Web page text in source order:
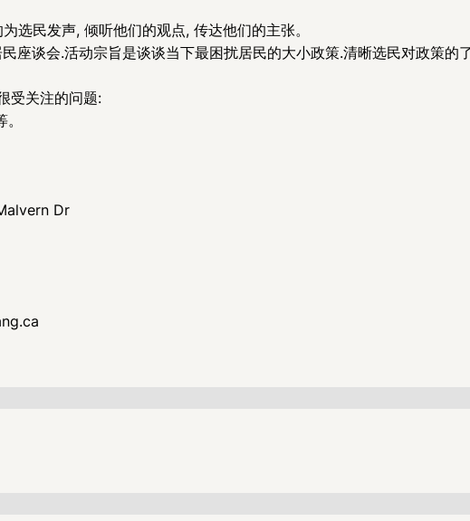
选民发声, 倾听他们的观点, 传达他们的主张。
座谈会.活动宗旨是谈谈当下最困扰居民的大小政策.清晰选民对政策的
受关注的问题:
Dr